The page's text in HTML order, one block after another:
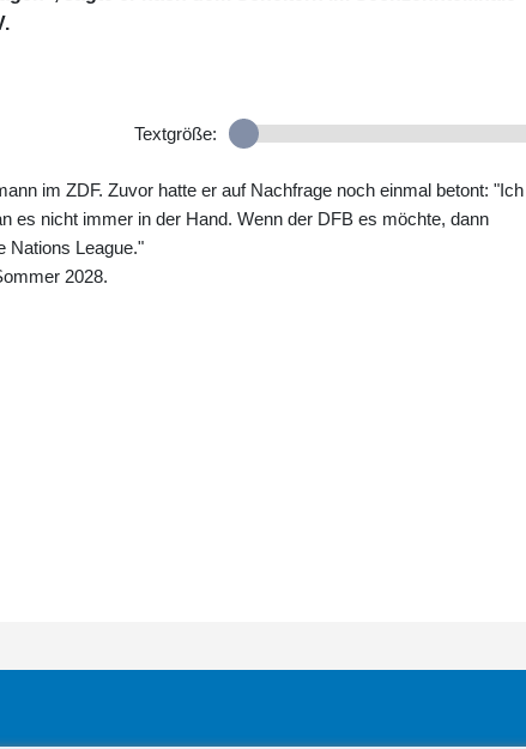
Textgröße:
im ZDF. Zuvor hatte er auf Nachfrage noch einmal betont: "Ich
es nicht immer in der Hand. Wenn der DFB es möchte, dann
Nations League."
2028.